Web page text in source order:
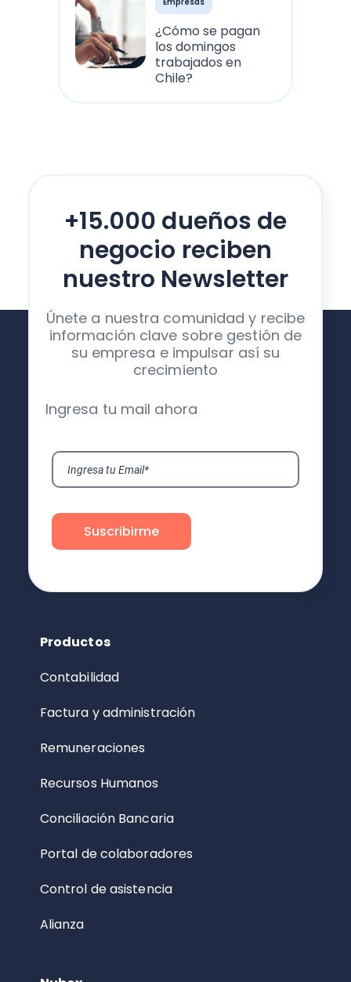
¿Cómo se pagan
los domingos
trabajados en
Chile?
+15.000 dueños de
negocio reciben
nuestro Newsletter
Únete a nuestra comunidad y recibe
información clave sobre gestión de
su empresa e impulsar así su
crecimiento
Ingresa tu mail ahora
Productos
Contabilidad
Factura y administración
Remuneraciones
Recursos Humanos
Conciliación Bancaria
Portal de colaboradores
Control de asistencia
Alianza